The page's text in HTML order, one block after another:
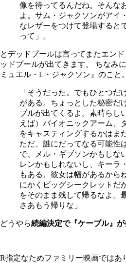
像を待ってるんだね。そんな
よ。サム・ジャクソンがアイ
なレザーをつけて登場すると
って」。
とデッドプールは言ってまたエン
ッドプールが出てきます。 ちなみ
ミュエル・L・ジャクソン』のこと。
「そうだった。でもひとつだ
がある。ちょっとした秘密だ
ブルが出てくるよ。素晴らし
えば）バイオニックアーム、
をキャスティングするかはま
ただ、誰にだってなる可能性
で、メル・ギブソンかもしな
レンかもしれないし、キーラ
もある。彼女は幅があるから
にかくビッグシークレットだ
をそのまま残して帰るなよ。
さあもう帰りな」
どうやら続編決定で『ケーブル』が
R指定なためファミリー映画ではあ